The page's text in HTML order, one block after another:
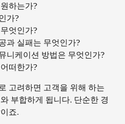
하는가?
가?
엇인가?
과 실패는 무엇인가?
니케이션 방법은 무엇인가?
떠한가?
고려하면 고객을 위해 하는
부합하게 됩니다. 단순한 경
죠.